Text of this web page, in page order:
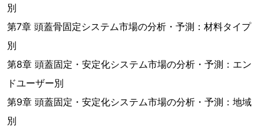
別
第7章 頭蓋骨固定システム市場の分析・予測：材料タイプ
別
第8章 頭蓋固定・安定化システム市場の分析・予測：エン
ドユーザー別
第9章 頭蓋固定・安定化システム市場の分析・予測：地域
別